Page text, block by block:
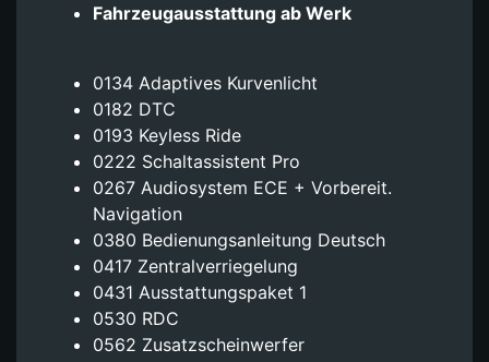
Fahrzeugausstattung ab Werk
0134 Adaptives Kurvenlicht
0182 DTC
0193 Keyless Ride
0222 Schaltassistent Pro
0267 Audiosystem ECE + Vorbereit.
Navigation
0380 Bedienungsanleitung Deutsch
0417 Zentralverriegelung
0431 Ausstattungspaket 1
0530 RDC
0562 Zusatzscheinwerfer